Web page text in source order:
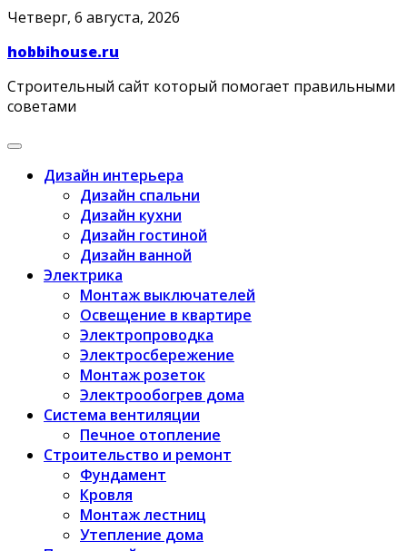
Skip
content
Четверг, 6 августа, 2026
hobbihouse.ru
Строительный сайт который помогает правильными
советами
Дизайн интерьера
Дизайн спальни
Дизайн кухни
Дизайн гостиной
Дизайн ванной
Электрика
Монтаж выключателей
Освещение в квартире
Электропроводка
Электросбережение
Монтаж розеток
Электрообогрев дома
Система вентиляции
Печное отопление
Строительство и ремонт
Фундамент
Кровля
Монтаж лестниц
Утепление дома